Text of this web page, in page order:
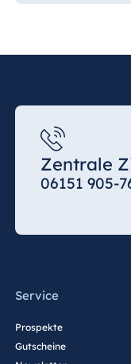
Zentrale
06151 905-
Service
Prospekte
Gutscheine